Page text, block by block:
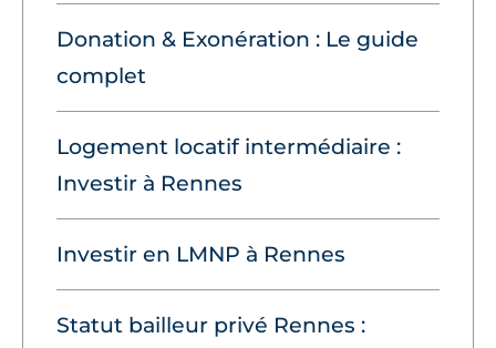
Donation & Exonération : Le guide
complet
Logement locatif intermédiaire :
Investir à Rennes
Investir en LMNP à Rennes
Statut bailleur privé Rennes :